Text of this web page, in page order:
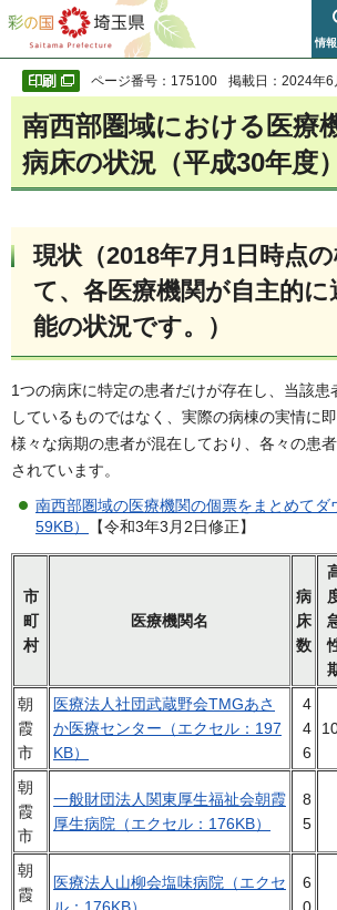
彩の国 埼玉県
情
ページ番号：175100 掲載日：2024年6
南西部圏域における医療
病床の状況（平成30年度）
現状（2018年7月1日時点
て、各医療機関が自主的
能の状況です。）
1つの病床に特定の患者だけが存在し、当該患
しているものではなく、実際の病棟の実情に
様々な病期の患者が混在しており、各々の患
されています。
南西部圏域の医療機関の個票をまとめて
59KB）
【令和3年3月2日修正】
市
町
村
医療機関名
病
床
数
朝
霞
市
医療法人社団武蔵野会TMGあさ
か医療センター（エクセル：197
KB）
4
4
6
朝
霞
市
一般財団法人関東厚生福祉会朝霞
厚生病院（エクセル：176KB）
8
5
朝
霞
医療法人山柳会塩味病院（エクセ
ル：176KB）
6
0